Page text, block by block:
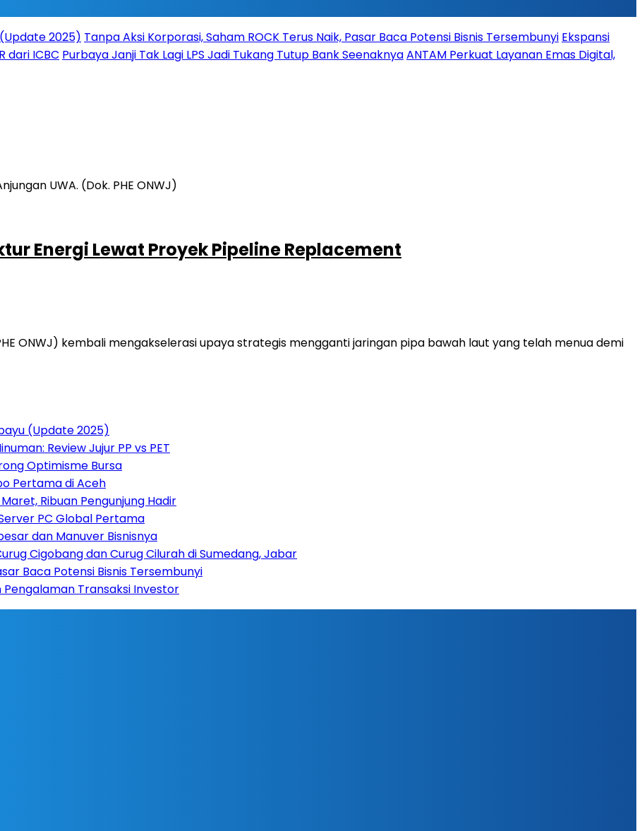
2025) Tanpa Aksi Korporasi, Saham ROCK Terus Naik, Pasar Baca Potensi Bisnis Tersembunyi Ekspansi
dari ICBC Purbaya Janji Tak Lagi LPS Jadi Tukang Tutup Bank SeenaknyaANTAM Perkuat Layanan Emas Digital,
Energi Lewat Proyek Pipeline Replacement
ONWJ) kembali mengakselerasi upaya strategis mengganti jaringan pipa bawah laut yang telah menua demi
(Update 2025)
Review Jujur PP vs PET
Optimisme Bursa
Pertama di Aceh
Ribuan Pengunjung Hadir
PC Global Pertama
dan Manuver Bisnisnya
Cigobang dan Curug Cilurah di Sumedang, Jabar
Baca Potensi Bisnis Tersembunyi
Pengalaman Transaksi Investor